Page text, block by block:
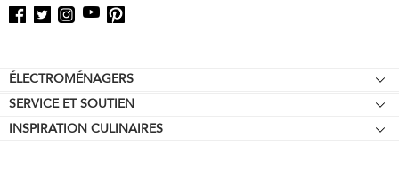
Footer
ÉLECTROMÉNAGERS
Tables de cuisson
Fours encastrés
SERVICE ET SOUTIEN
Garantie d'égalisation des prix
INSPIRATION CULINAIRES